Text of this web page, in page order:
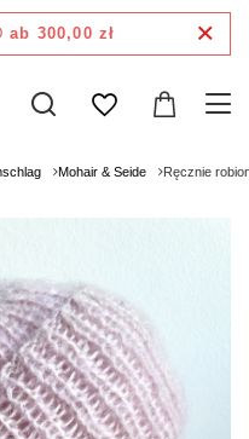
ab 300,00 zł
Mohair & Seide Ręcznie